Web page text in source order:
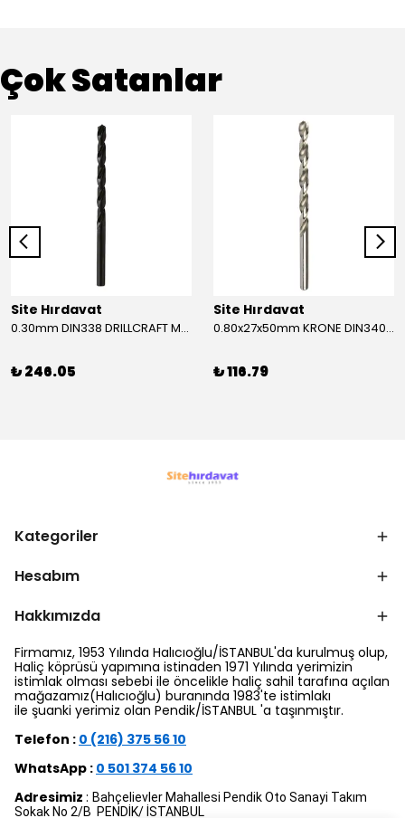
Çok Satanlar
Site Hırdavat
0.30mm DIN338 DRILLCRAFT MATKAP UCU HSS 10 Adet
₺ 246.05
Site Hırdavat
0.80x27x50mm KRONE DIN340 UZUN MATKAP UCU HSS 10 Adet
₺ 116.79
Kategoriler
Hesabım
Hakkımızda
Firmamız, 1953 Yılında Halıcıoğlu/İSTANBUL'da kurulmuş olup,
Haliç köprüsü yapımına istinaden 1971 Yılında yerimizin
istimlak olması sebebi ile öncelikle haliç sahil tarafına açılan
mağazamız(Halıcıoğlu) buranında 1983'te istimlakı
ile şuanki yerimiz olan Pendik/İSTANBUL 'a taşınmıştır.
Telefon : 0 (216) 375 56 10
WhatsApp : 0 501 374 56 10
Adresimiz : Bahçelievler Mahallesi Pendik Oto Sanayi Takım
Sokak No 2/B PENDİK/ İSTANBUL